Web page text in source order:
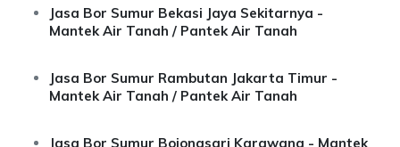
Jasa Bor Sumur Bekasi Jaya Sekitarnya -
Mantek Air Tanah / Pantek Air Tanah
Jasa Bor Sumur Rambutan Jakarta Timur -
Mantek Air Tanah / Pantek Air Tanah
Jasa Bor Sumur Bojongsari Karawang - Mantek